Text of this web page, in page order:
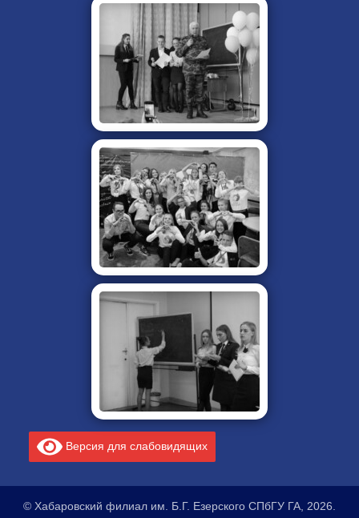
Версия для слабовидящих
© Хабаровский филиал им. Б.Г. Езерского СПбГУ ГА, 2026.